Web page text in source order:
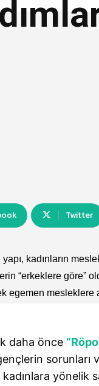
Twitter
kadınların
“erkeklere göre”
egemen
daha önce
sorunları
kadınlara